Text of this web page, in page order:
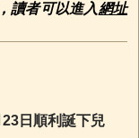
讀者可以進入網址
日順利誕下兒